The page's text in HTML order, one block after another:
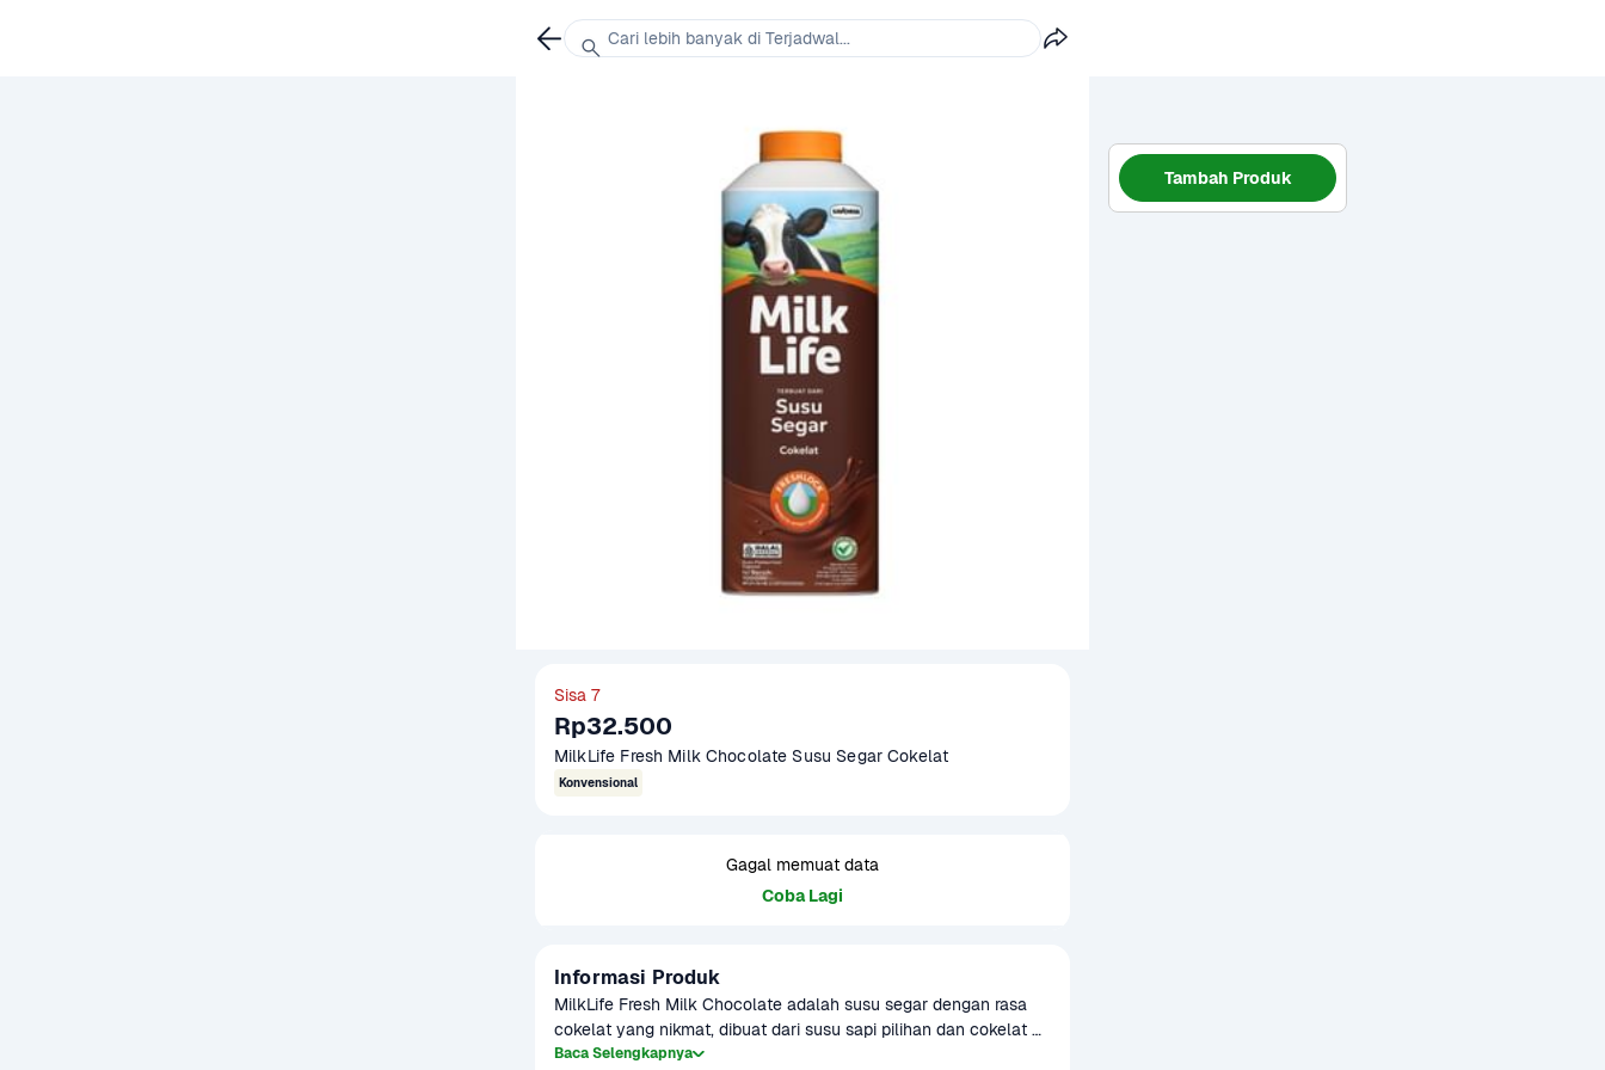
Sisa 7
Rp32.500
MilkLife Fresh Milk Chocolate Susu Segar Cokelat
Konvensional
Gagal memuat data
Coba Lagi
Informasi Produk
MilkLife Fresh Milk Chocolate adalah susu segar dengan rasa
cokelat yang nikmat, dibuat dari susu sapi pilihan dan cokelat
berkualitas. Kaya kalsium, protein, dan vitamin, cocok diminum
Baca Selengkapnya
Tambah Produk
Cari lebih banyak di Terjadwal...